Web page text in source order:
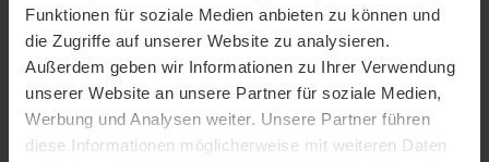
Funktionen für soziale Medien anbieten zu können und
die Zugriffe auf unserer Website zu analysieren.
Außerdem geben wir Informationen zu Ihrer Verwendung
unserer Website an unsere Partner für soziale Medien,
Werbung und Analysen weiter. Unsere Partner führen
diese Informationen möglicherweise mit weiteren Daten